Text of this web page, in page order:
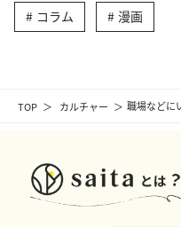
TOP カルチャー 職場などに
コラム 漫画